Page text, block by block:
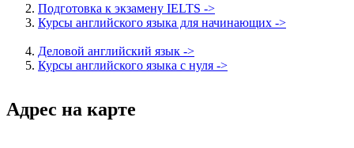
Подготовка к экзамену IELTS ->
Курсы английского языка для начинающих ->
Деловой английский язык ->
Курсы английского языка с нуля ->
Адрес на карте